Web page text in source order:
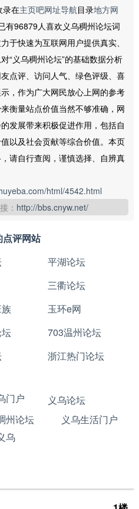
录在主页吧网址导航目录地方网
有96879人喜欢义乌稠州论坛词
于快速为互联网用户提供真实、
“义乌稠州论坛”的基础数据分析
点评、访问人气、绿色评级、喜
，作为广大网民放心上网的参考
衡量站点价值当然不够准确，网
发展带来积极促进作用，包括自
以及社会贡献等综合价值。本页
请自行查阅，谨慎选择、自辨真
html/4542.html
： http://bbs.cnyw.net/
评网站
平湖论坛
三衢论坛
玉环e网
703温州论坛
浙江热门论坛
门户
义乌论坛
州论坛
义乌生活门户
乌